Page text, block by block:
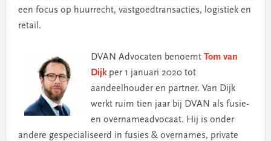
een focus op huurrecht, vastgoedtransacties, logistiek en
retail.
DVAN Advocaten benoemt Tom van
Dijkper 1 januari 2020 tot
aandeelhouder en partner. Van Dijk
werkt ruim tien jaar bij DVAN als fusie-
en overnameadvocaat. Hij is onder
andere gespecialiseerd in fusies & overnames, private